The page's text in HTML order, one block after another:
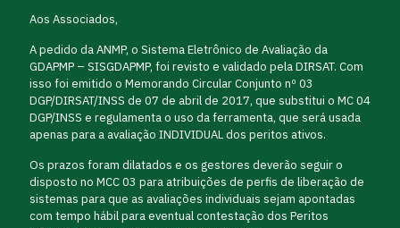
Aos Associados,
A pedido da ANMP, o Sistema Eletrônico de Avaliação da
GDAPMP – SISGDAPMP, foi revisto e validado pela DIRSAT. Com
isso foi emitido o Memorando Circular Conjunto nº 03
DGP/DIRSAT/INSS de 07 de abril de 2017, que substitui o MC 04
DGP/INSS e regulamenta o uso da ferramenta, que será usada
apenas para a avaliação INDIVIDUAL dos peritos ativos.
Os prazos foram dilatados e os gestores deverão seguir o
disposto no MCC 03 para atribuições de perfis de liberação de
sistemas para que as avaliações individuais sejam apontadas
com tempo hábil para eventual contestação dos Peritos